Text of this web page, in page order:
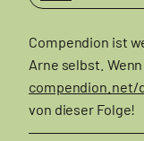
Compendion ist
Arne selbst.
compendion.net/
von dieser Folge!